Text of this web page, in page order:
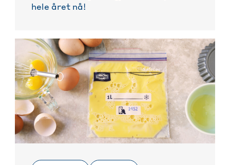
hele året nå!